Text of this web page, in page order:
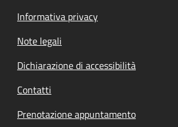
Informativa privacy
Note legali
Dichiarazione di accessibilità
Contatti
Prenotazione appuntamento